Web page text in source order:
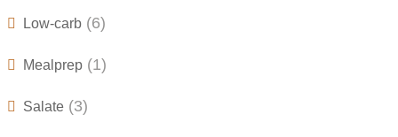
Low-carb (6)
Mealprep (1)
Salate (3)